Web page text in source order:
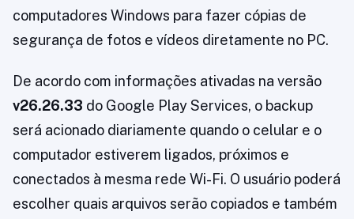
computadores Windows para fazer cópias de
segurança de fotos e vídeos diretamente no PC.
De acordo com informações ativadas na versão
v26.26.33 do Google Play Services, o backup
será acionado diariamente quando o celular e o
computador estiverem ligados, próximos e
conectados à mesma rede Wi-Fi. O usuário poderá
escolher quais arquivos serão copiados e também